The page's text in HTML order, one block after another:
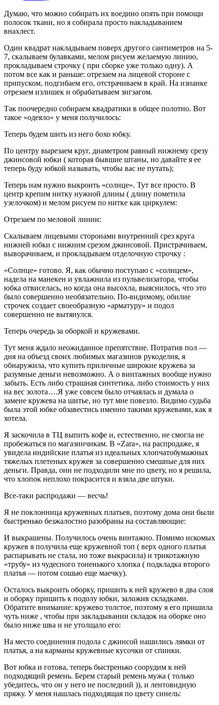
Думаю, что можно собирать их воедино опять при помощи
полосок ткани, но я собирала просто накладыванием
внахлест.
Один квадрат накладываем поверх другого сантиметров на 5-
7, скалываем булавками, мелом рисуем желаемую линию,
прокладываем строчку ( при сборке уже только одну). А
потом все как и раньше: отрезаем на лицевой стороне с
припуском, подгибаем его, отстрачиваем в край. На изнанке
отрезаем излишек и обрабатываем зигзагом.
Так поочередно собираем квадратики в общее полотно. Вот
такое «одеяло» у меня получилось:
Теперь будем шить из него бохо юбку.
По центру вырезаем круг, диаметром равный нижнему срезу
джинсовой юбки ( которая бывшие штаны, но давайте я ее
теперь буду юбкой называть, чтобы вас не путать);
Теперь нам нужно выкроить «солнце». Тут все просто. В
центр крепим нитку нужной длины ( длину пометила
узелочком) и мелом рисуем по нитке как циркулем:
Отрезаем по меловой линии:
Скалываем лицевыми сторонами внутренний срез круга
нижней юбки с нижним срезом джинсовой. Пристрачиваем,
выворачиваем, и прокладываем отделочную строчку :
«Солнце» готово. Я, как обычно поступаю с «солнцем»,
надела на манекен и увлажнила из пульвелизатора, чтобы
юбка отвиселась, но когда она высохла, выяснилось, что это
было совершенно необязательно. По-видимому, обилие
строчек создает своеобразную «арматуру» и подол
совершенно не вытянулся.
Теперь очередь за оборкой и кружевами.
Тут меня ждало неожиданное препятствие. Потратив пол —
дня на объезд своих любимых магазинов рукоделия, я
обнаружила, что купить приличные широкие кружева за
разумные деньги невозможно. А о винтажных вообще нужно
забыть. Есть либо страшная синтетика, либо стоимость у них
на вес золота….Я уже совсем было отчаялась и думала о
замене кружева на шитье, но тут мне повезло. Видимо судьба
была этой юбке обзавестись именно такими кружевами, как я
хотела.
Я заскочила в ТЦ выпить кофе и, естественно, не смогла не
пробежаться по магазинчикам. В «Zara», на распродаже, я
увидела индийские платья из идеальных хлопчатобумажных
тяжелых плетеных кружев за совершенно смешные для них
деньги. Правда, они не подходили мне по цвету, но я решила,
что хлопок неплохо покрасится и взяла две штуки.
Все-таки распродажи — весчь!
Я не поклонница кружевных платьев, поэтому дома они были
быстренько безжалостно разобраны на составляющие:
И выкрашены. Получилось очень винтажно. Помимо искомых
кружев я получила еще кружевной топ ( верх одного платья
распарывать не стала, но тоже выкрасила) и трикотажную
«трубу» из чудесного тоненького хлопка ( подкладка второго
платья — потом сошью еще маечку).
Осталось выкроить оборку, пришить к ней кружево в два слоя
и оборку пришить к подолу юбки, заложив складками.
Обратите внимание: кружево толстое, поэтому я его пришила
чуть ниже , чтобы при закладывании складок на оборке оно
было ниже шва и не утолщало его:
На место соединения подола с джинсой нашились лямки от
платья, а на карманы кружевные кусочки от спинки.
Вот юбка и готова, теперь быстренько соорудим к ней
подходящий ремень. Берем старый ремень мужа ( только
убедитесь, что он у него не последний )), и лентовидную
пряжу. У меня нашлась подходящая по цвету синель: